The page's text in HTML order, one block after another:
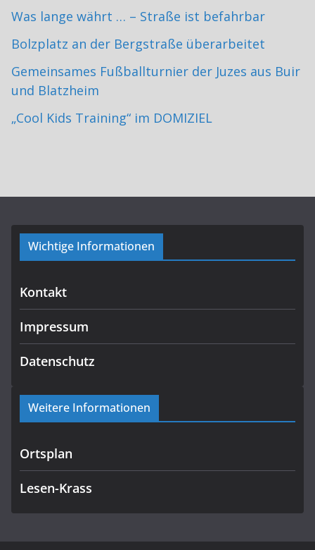
Was lange währt … – Straße ist befahrbar
Bolzplatz an der Bergstraße überarbeitet
Gemeinsames Fußballturnier der Juzes aus Buir
und Blatzheim
„Cool Kids Training“ im DOMIZIEL
Wichtige Informationen
Kontakt
Impressum
Datenschutz
Weitere Informationen
Ortsplan
Lesen-Krass